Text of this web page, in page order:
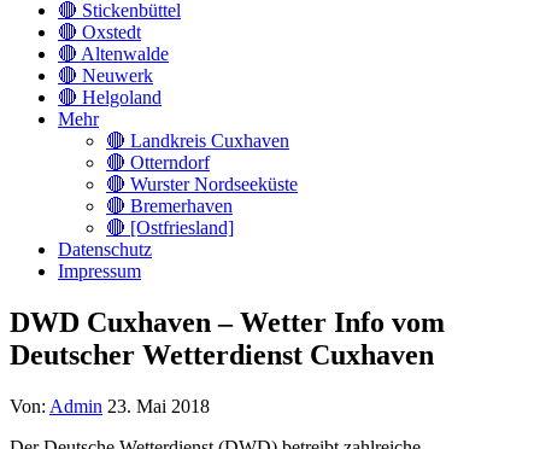
🔴 Stickenbüttel
🔴 Oxstedt
🔴 Altenwalde
🔴 Neuwerk
🔴 Helgoland
Mehr
🔴 Landkreis Cuxhaven
🔴 Otterndorf
🔴 Wurster Nordseeküste
🔴 Bremerhaven
🔴 [Ostfriesland]
Datenschutz
Impressum
DWD Cuxhaven – Wetter Info vom
Deutscher Wetterdienst Cuxhaven
Von: Admin 23. Mai 2018